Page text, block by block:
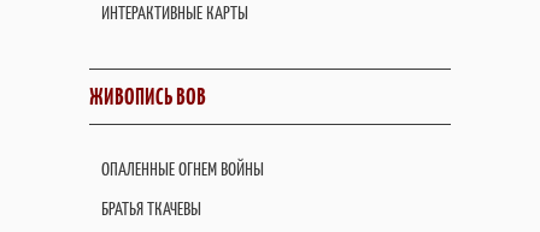
ИНТЕРАКТИВНЫЕ КАРТЫ
ЖИВОПИСЬ ВОВ
ОПАЛЕННЫЕ ОГНЕМ ВОЙНЫ
БРАТЬЯ ТКАЧЕВЫ